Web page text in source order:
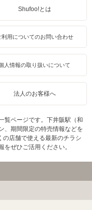
Shufoo!とは
利用についてのお問い合わせ
人情報の取り扱いについて
法人のお客様へ
覧ページです。下井阪駅（和
、期間限定の特売情報などを
店舗で使える最新のチラシ
ぜひご活用ください。